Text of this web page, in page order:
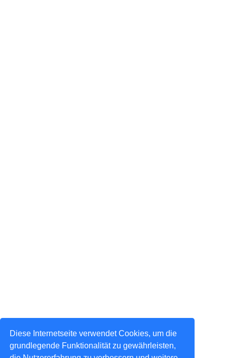
Diese Internetseite verwendet Cookies, um die
grundlegende Funktionalität zu gewährleisten,